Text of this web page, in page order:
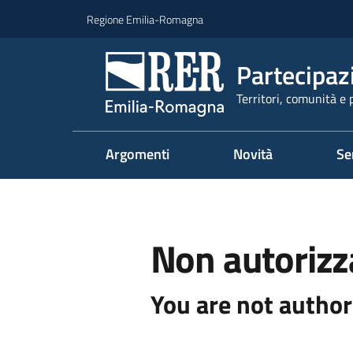
Regione Emilia-Romagna
Territori, comunità e
Argomenti Novità
Non
You are not